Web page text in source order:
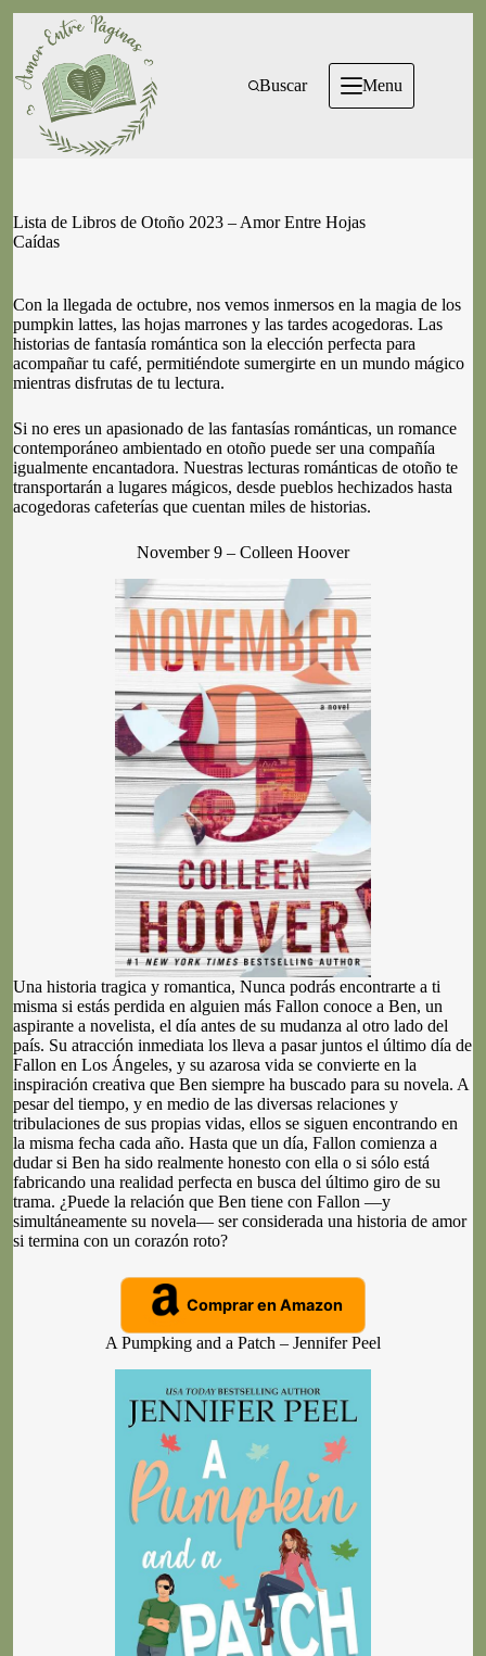
content
Buscar
Menu
Lista de Libros de Otoño 2023 – Amor Entre Hojas
Caídas
Con la llegada de octubre, nos vemos inmersos en la magia de los
pumpkin lattes, las hojas marrones y las tardes acogedoras. Las
historias de fantasía romántica son la elección perfecta para
acompañar tu café, permitiéndote sumergirte en un mundo mágico
mientras disfrutas de tu lectura.
Si no eres un apasionado de las fantasías románticas, un romance
contemporáneo ambientado en otoño puede ser una compañía
igualmente encantadora. Nuestras lecturas románticas de otoño te
transportarán a lugares mágicos, desde pueblos hechizados hasta
acogedoras cafeterías que cuentan miles de historias.
November 9 – Colleen Hoover
Una historia tragica y romantica, Nunca podrás encontrarte a ti
misma si estás perdida en alguien más Fallon conoce a Ben, un
aspirante a novelista, el día antes de su mudanza al otro lado del
país. Su atracción inmediata los lleva a pasar juntos el último día de
Fallon en Los Ángeles, y su azarosa vida se convierte en la
inspiración creativa que Ben siempre ha buscado para su novela. A
pesar del tiempo, y en medio de las diversas relaciones y
tribulaciones de sus propias vidas, ellos se siguen encontrando en
la misma fecha cada año. Hasta que un día, Fallon comienza a
dudar si Ben ha sido realmente honesto con ella o si sólo está
fabricando una realidad perfecta en busca del último giro de su
trama. ¿Puede la relación que Ben tiene con Fallon —y
simultáneamente su novela— ser considerada una historia de amor
si termina con un corazón roto?
Comprar en Amazon
A Pumpking and a Patch – Jennifer Peel